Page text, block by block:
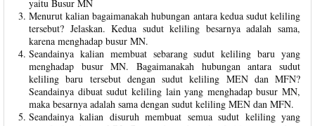
yaitu Busur MN
Menurut kalian bagaimanakah hubungan antara kedua sudut keliling
tersebut? Jelaskan. Kedua sudut keliling besarnya adalah sama,
karena menghadap busur MN.
Seandainya kalian membuat sebarang sudut keliling baru yang
menghadap busur MN. Bagaimanakah hubungan antara sudut
keliling baru tersebut dengan sudut keliling MEN dan MFN?
Seandainya dibuat sudut keliling lain yang menghadap busur MN,
maka besarnya adalah sama dengan sudut keliling MEN dan MFN.
Seandainya kalian disuruh membuat semua sudut keliling yang